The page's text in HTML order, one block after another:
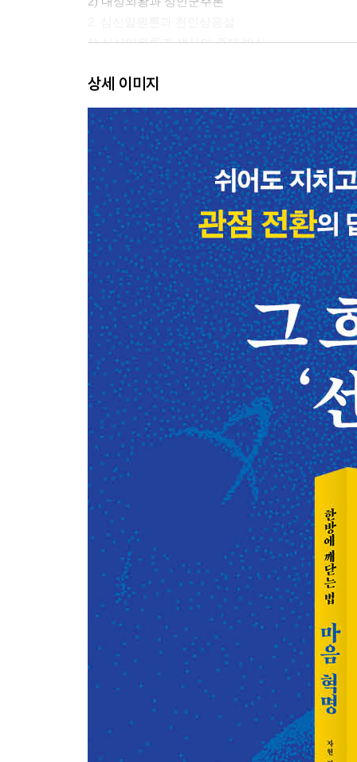
1) 심신일원론과 생사의 존재 방식
Ⅲ. 동아시아 명상의 내적 중심인 심성론
1. 중국철학의 심성론 대두와 심성의 회복
1) 심성의 배경과 하늘과의 관계
2) 맹자 성선설의 당위성과 수양론
2. 중국불교의 심성론 수용과 수행의 목적
1) 불교의 중국 전래와 불성사상의 확립
2) 중국철학의 수행관과 목적
(1) 중국불교 수행론의 특징과 목적
(2) 신유학 수양론의 특징과 목적
Ⅳ. 동아시아 명상의 특징 검토
1. 현실 긍정과 변화의 수용
1) 신통과 죽음의 극복
2) 변화의 수용과 유심주의
2. 수행무용론과 선선후교의 수행법
1) 본래 완성과 수행무용론
2) 출출세간과 전체 완성 구조
3. 유심주의와 인간의 실존
1) 유심주의와 미학적 판단
2) 변화의 철학과 실존의 해법
Ⅴ. 대단원의 막을 내리며
부록. 끝나지 않은 문제와 낭만적 삶
주
참고문헌
상세 이미지